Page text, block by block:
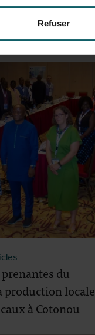
Refuser
du
production locale
à Cotonou